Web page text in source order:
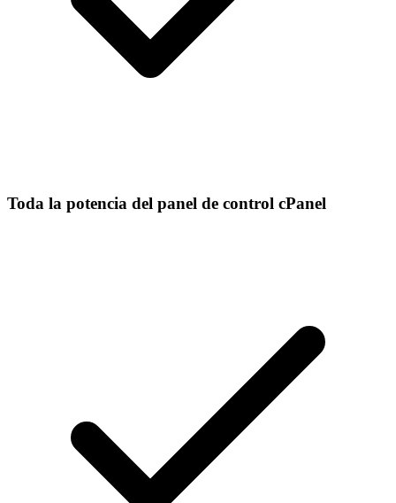
Toda la potencia del panel de control cPanel